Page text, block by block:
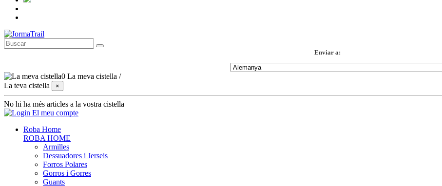
Enviar a:
0 La meva cistella /
La teva cistella
×
No hi ha més articles a la vostra cistella
El meu compte
Roba Home
ROBA HOME
Armilles
Dessuadores i Jerseis
Forros Polares
Gorros i Gorres
Guants